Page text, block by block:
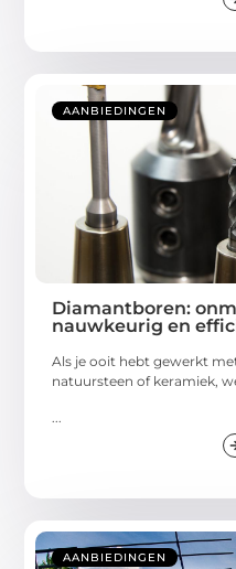
AANBIEDINGEN
Diamantboren:
nauwkeurig en
Als je ooit hebt gewerkt
natuursteen of keramiek,
AANBIEDINGEN